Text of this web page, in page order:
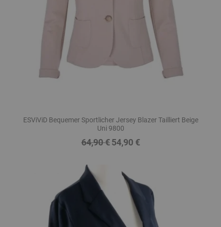
ESViViD Bequemer Sportlicher Jersey Blazer Tailliert Beige
Uni 9800
Regulärer
64,90 € Preis
54,90 €